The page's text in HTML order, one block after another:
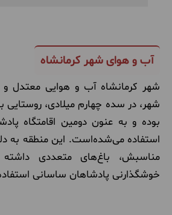
آب و هوای شهر کرمانشاه
شهر کرمانشاه آب و هوایی معتدل و
شهر، در سده چهارم میلادی،
بوده و به عنون دومین اقامتگاه
استفاده می‌شده‌است. این منطقه به
مناسبش، باغ‌های متعددی
خوشگذارنی پادشاهان ساسانی